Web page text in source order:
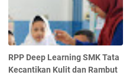
RPP Deep Learning SMK Tata
Kecantikan Kulit dan Rambut